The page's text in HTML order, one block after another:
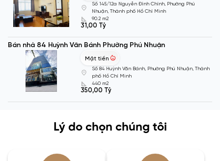
Số 145/12a Nguyễn Đình Chính, Phường Phú
Nhuận, Thành phố Hồ Chí Minh
90.2 m2
31,00 Tỷ
Bán nhà 84 Huỳnh Văn Bánh Phường Phú Nhuận
Mặt tiền
Số 84 Huỳnh Văn Bánh, Phường Phú Nhuận, Thành
phố Hồ Chí Minh
440 m2
350,00 Tỷ
Lý do chọn chúng tôi